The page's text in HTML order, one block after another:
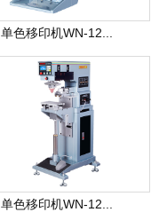
单色移印机WN-12...
单色移印机WN-12...